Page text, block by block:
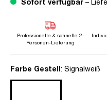
Sofort verfügbar –
Professionelle & schnelle 2-
Personen-Lieferung
Farbe Gestellauswählen
: Signalweiß